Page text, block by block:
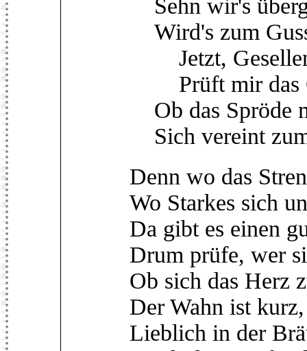
Sehn wir's
Wird's zum
Jetzt,
Prüft mir das
Ob das Spröde
Sich vereint
Denn wo das
Wo Starkes sich
Da gibt es einen
Drum prüfe, wer
Ob sich das Herz
Der Wahn ist
Lieblich in der